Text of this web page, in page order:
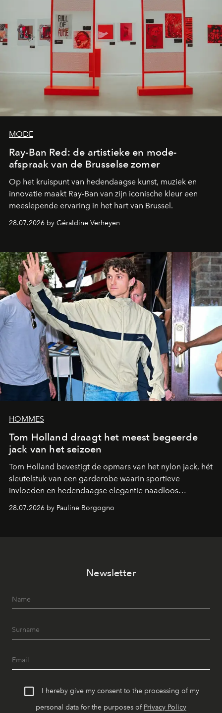
MODE
Ray-Ban Red: de artistieke en mode-
afspraak van de Brusselse zomer
Op het kruispunt van hedendaagse kunst, muziek en
innovatie maakt Ray-Ban van zijn iconische kleur een
meeslepende ervaring in het hart van Brussel.
28.07.2026 by Géraldine Verheyen
HOMMES
Tom Holland draagt het meest begeerde
jack van het seizoen
Tom Holland bevestigt de opmars van het nylon jack, hét
sleutelstuk van een garderobe waarin sportieve
invloeden en hedendaagse elegantie naadloos
samenkomen.
28.07.2026 by Pauline Borgogno
Newsletter
I hereby give my consent to the processing of my
personal data for the purposes of Privacy Policy